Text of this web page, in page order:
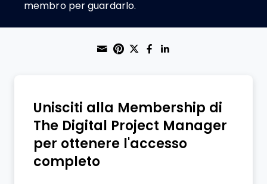
membro per guardarlo.
Share through Email
Print this page
Share on Pinterest
Share on Twitter
Share on
Unisciti alla Membership di
The Digital Project Manager
per ottenere l'accesso
completo